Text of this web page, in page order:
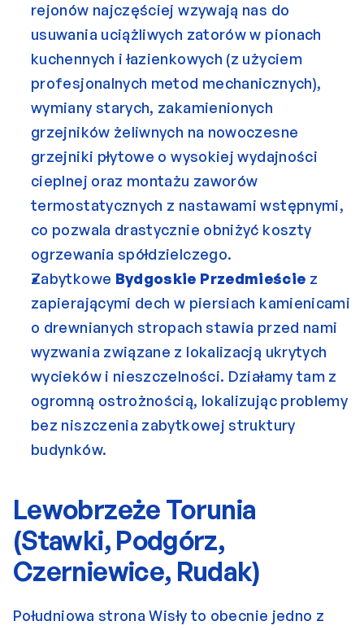
rejonów najczęściej wzywają nas do
usuwania uciążliwych zatorów w pionach
kuchennych i łazienkowych (z użyciem
profesjonalnych metod mechanicznych),
wymiany starych, zakamienionych
grzejników żeliwnych na nowoczesne
grzejniki płytowe o wysokiej wydajności
cieplnej oraz montażu zaworów
termostatycznych z nastawami wstępnymi,
co pozwala drastycznie obniżyć koszty
ogrzewania spółdzielczego.
Zabytkowe Bydgoskie Przedmieście z
zapierającymi dech w piersiach kamienicami
o drewnianych stropach stawia przed nami
wyzwania związane z lokalizacją ukrytych
wycieków i nieszczelności. Działamy tam z
ogromną ostrożnością, lokalizując problemy
bez niszczenia zabytkowej struktury
budynków.
Lewobrzeże Torunia
(Stawki, Podgórz,
Czerniewice, Rudak)
Południowa strona Wisły to obecnie jedno z